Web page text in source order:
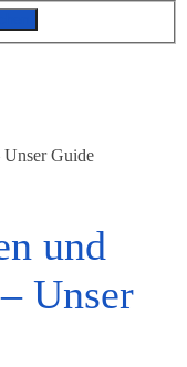
Unser Guide
und
Unser